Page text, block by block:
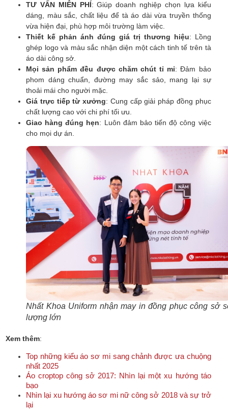
TƯ VẤN MIỄN PHÍ: Giúp doanh nghiệp chọn lựa kiểu
dáng, màu sắc, chất liệu để tà áo dài vừa truyền thống
vừa hiện đại, phù hợp môi trường làm việc.
Thiết kế phản ánh đúng giá trị thương hiệu: Lồng
ghép logo và màu sắc nhận diện một cách tinh tế trên tà
áo dài công sở.
Mọi sản phẩm đều được chăm chút tỉ mỉ: Đảm bảo
phom dáng chuẩn, đường may sắc sảo, mang lại sự
thoải mái cho người mặc.
Giá trực tiếp từ xưởng: Cung cấp giải pháp đồng phục
chất lượng cao với chi phí tối ưu.
Giao hàng đúng hẹn: Luôn đảm bảo tiến độ công việc
cho mọi dự án.
Nhất Khoa Uniform nhận may in đồng phục công sở
lượng lớn
Xem thêm:
Top những kiểu áo sơ mi sang chảnh được ưa chuộng
nhất 2025
Áo croptop công sở 2017: Nhìn lại một xu hướng táo
bạo
Nhìn lại xu hướng áo sơ mi nữ công sở 2018 và sự trở
lại